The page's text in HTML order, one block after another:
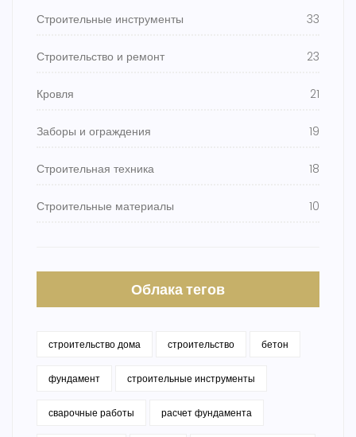
Строительные инструменты 33
Строительство и ремонт 23
Кровля 21
Заборы и ограждения 19
Строительная техника 18
Строительные материалы 10
Облака тегов
строительство дома строительство бетон
фундамент строительные инструменты
сварочные работы расчет фундамента